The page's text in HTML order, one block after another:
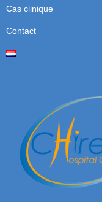
Cas clinique
Contact